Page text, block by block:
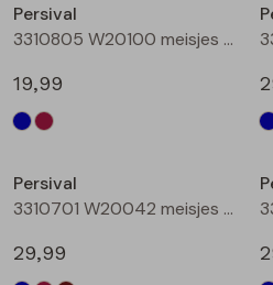
Persival
3310805 W20100 meisjes rok kort Bordeaux
19,99
Persival
3310701 W20042 meisjes Jurk Bordeaux
29,99